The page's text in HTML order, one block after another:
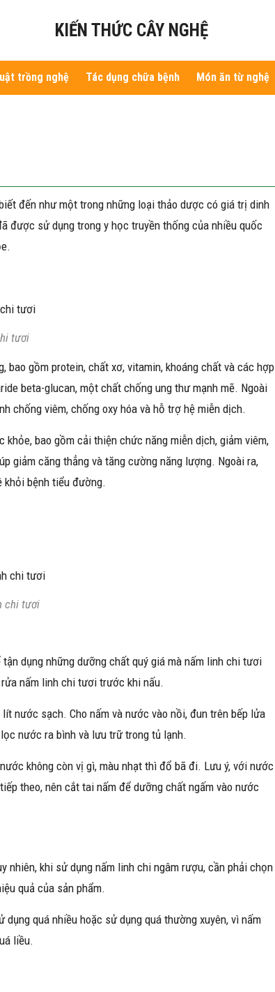
KIẾN THỨC CÂY NGHỆ
trồng nghệ Tác dụng chữa bệnh Món ăn từ nghệ
đến như một trong những loại thảo dược có giá trị dinh
được sử dụng trong y học truyền thống của nhiều quốc
tươi
gồm protein, chất xơ, vitamin, khoáng chất và các hợp
beta-glucan, một chất chống ung thư mạnh mẽ. Ngoài
chống viêm, chống oxy hóa và hỗ trợ hệ miễn dịch.
bao gồm cải thiện chức năng miễn dịch, giảm viêm,
giảm căng thẳng và tăng cường năng lượng. Ngoài ra,
khỏi bệnh tiểu đường.
chi tươi
dụng những dưỡng chất quý giá mà nấm linh chi tươi
nấm linh chi tươi trước khi nấu.
nước sạch. Cho nấm và nước vào nồi, đun trên bếp lửa
nước ra bình và lưu trữ trong tủ lạnh.
không còn vị gì, màu nhạt thì đổ bã đi. Lưu ý, với nước
theo, nên cắt tai nấm để dưỡng chất ngấm vào nước
nhiên, khi sử dụng nấm linh chi ngâm rượu, cần phải chọn
quả của sản phẩm.
quá nhiều hoặc sử dụng quá thường xuyên, vì nấm
liều.